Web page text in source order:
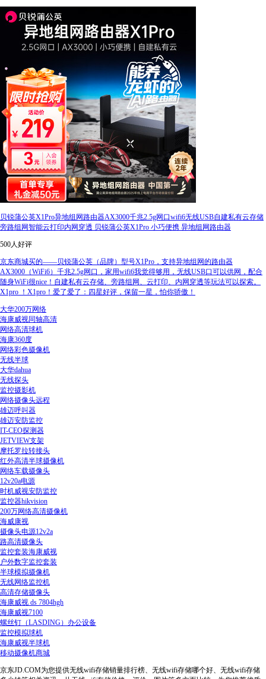
贝锐蒲公英X1Pro异地组网路由器AX3000千兆2.5g网口wifi6无线USB自建私有云存储
旁路组网智能云打印内网穿透 贝锐蒲公英X1Pro 小巧便携 异地组网路由器
500人好评
京东商城买的——贝锐蒲公英（品牌）型号X1Pro，支持异地组网的路由器
AX3000（WiFi6）千兆2.5g网口，家用wifi6我觉得够用，无线USB口可以供网，配合
随身WiFi很nice！自建私有云存储、旁路组网、云打印、内网穿透等玩法可以探索。
X1pro ！X1pro！爱了爱了：四星好评，保留一星，怕你骄傲！
大华200万网络
海康威视同轴高清
网络高清球机
海康360度
网络彩色摄像机
无线半球
大华dahua
无线探头
监控摄影机
网络摄像头远程
雄迈呼叫器
雄迈安防监控
IT-CEO探测器
JETVIEW支架
摩托罗拉转接头
红外高清半球摄像机
网络车载摄像头
12v20a电源
时机威视安防监控
监控器hikvision
200万网络高清摄像机
海威康视
摄像头电源12v2a
路高清摄像头
监控套装海康威视
户外数字监控套装
半球模拟摄像机
无线网络监控机
高清存储摄像头
海康威视 ds 7804hgh
海康威视7100
螺丝钉（LASDING）办公设备
监控模拟球机
海康威视半球机
移动摄像机商城
京东JD.COM为您提供无线wifi存储销量排行榜、无线wifi存储哪个好、无线wifi存储